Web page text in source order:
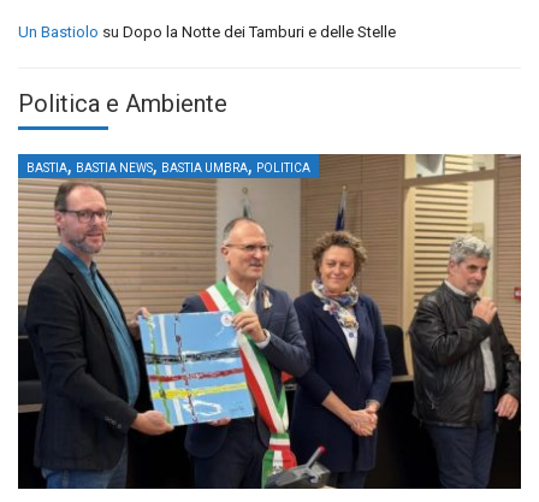
Un Bastiolo su Dopo la Notte dei Tamburi e delle Stelle
Politica e Ambiente
BASTIA, BASTIA NEWS, BASTIA UMBRA, POLITICA